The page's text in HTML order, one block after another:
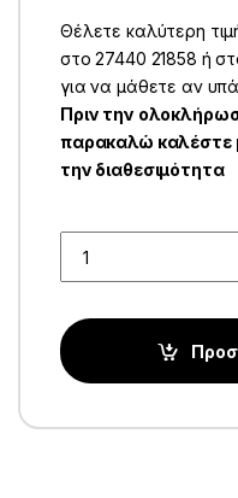
Θέλετε καλύτερη
στο 27440 21858 ή
για να μάθετε αν
Πριν την
παρακαλώ καλέστε
την διαθεσιμότητα